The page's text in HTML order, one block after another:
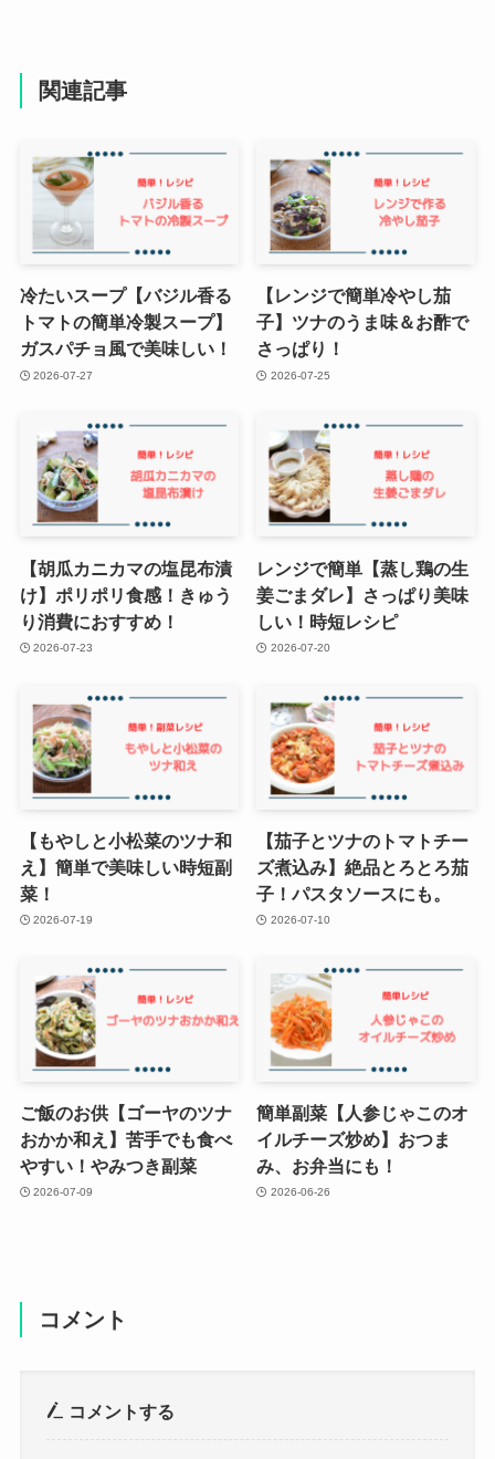
関連記事
冷たいスープ【バジル香る
トマトの簡単冷製スープ】
ガスパチョ風で美味しい！
2026-07-27
【レンジで簡単冷やし茄
子】ツナのうま味＆お酢で
さっぱり！
2026-07-25
【胡瓜カニカマの塩昆布漬
け】ポリポリ食感！きゅう
り消費におすすめ！
2026-07-23
レンジで簡単【蒸し鶏の生
姜ごまダレ】さっぱり美味
しい！時短レシピ
2026-07-20
【もやしと小松菜のツナ和
え】簡単で美味しい時短副
菜！
2026-07-19
【茄子とツナのトマトチー
ズ煮込み】絶品とろとろ茄
子！パスタソースにも。
2026-07-10
ご飯のお供【ゴーヤのツナ
おかか和え】苦手でも食べ
やすい！やみつき副菜
2026-07-09
簡単副菜【人参じゃこのオ
イルチーズ炒め】おつま
み、お弁当にも！
2026-06-26
コメント
コメントする